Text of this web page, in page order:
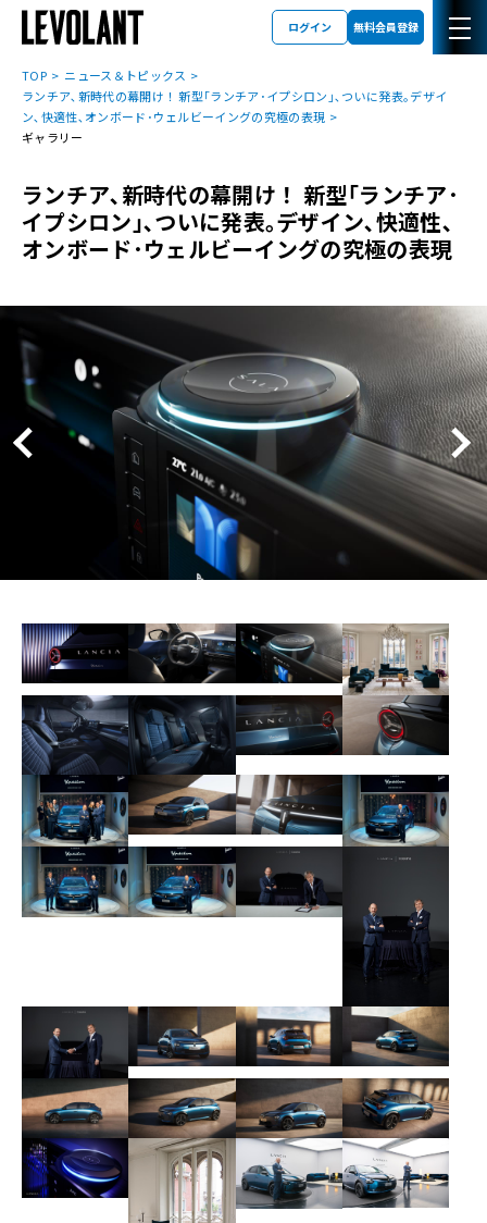
ログイン 無料会員登録
TOP
ニュース＆トピックス
ランチア､新時代の幕開け！ 新型｢ランチア･イプシロン｣､ついに発表｡デザイ
ン､快適性､オンボード･ウェルビーイングの究極の表現
ギャラリー
ランチア､新時代の幕開け！ 新型｢ランチア･
イプシロン｣､ついに発表｡デザイン､快適性､
オンボード･ウェルビーイングの究極の表現